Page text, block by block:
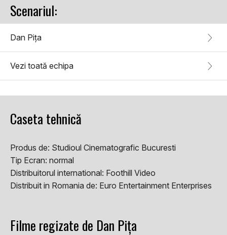
Scenariul:
Dan Pița
Vezi toată echipa
Caseta tehnică
Produs de: Studioul Cinematografic Bucuresti
Tip Ecran: normal
Distribuitorul international: Foothill Video
Distribuit in Romania de: Euro Entertainment Enterprises
Filme regizate de Dan Pița